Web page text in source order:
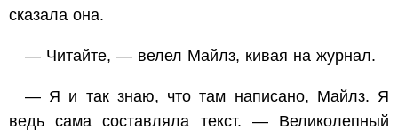
сказала она.
— Читайте, — велел Майлз, кивая на журнал.
— Я и так знаю, что там написано, Майлз. Я
ведь сама составляла текст. — Великолепный